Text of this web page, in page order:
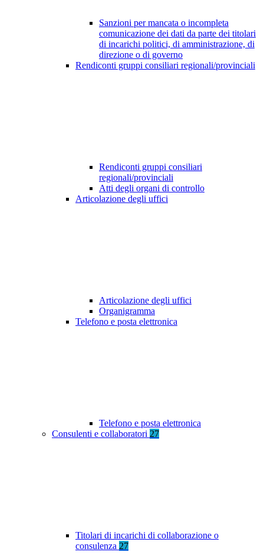
Sanzioni per mancata o incompleta
comunicazione dei dati da parte dei titolari
di incarichi politici, di amministrazione, di
direzione o di governo
Rendiconti gruppi consiliari regionali/provinciali
Rendiconti gruppi consiliari
regionali/provinciali
Atti degli organi di controllo
Articolazione degli uffici
Articolazione degli uffici
Organigramma
Telefono e posta elettronica
Telefono e posta elettronica
Consulenti e collaboratori 27
Titolari di incarichi di collaborazione o
consulenza 27